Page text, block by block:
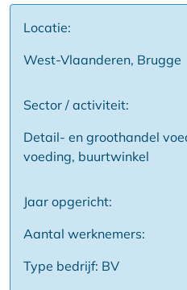
Locatie:
West-Vlaanderen, Brugge
Sector / activiteit:
Detail- en groothandel
voeding, buurtwinkel
Jaar opgericht:
Aantal werknemers:
Type bedrijf: BV